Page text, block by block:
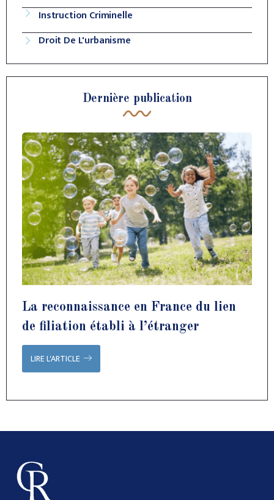
Instruction Criminelle
Droit De L'urbanisme
Dernière publication
La reconnaissance en France du lien
de filiation établi à l’étranger
LIRE L'ARTICLE